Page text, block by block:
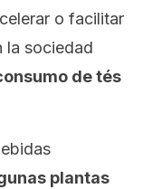
o facilitar
la sociedad
de tés
plantas